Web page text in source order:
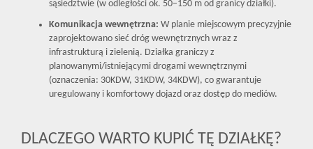
sąsiedztwie (w odległości ok. 50–150 m od granicy działki).
Komunikacja wewnętrzna: W planie miejscowym precyzyjnie
zaprojektowano sieć dróg wewnętrznych wraz z
infrastrukturą i zielenią. Działka graniczy z
planowanymi/istniejącymi drogami wewnętrznymi
(oznaczenia: 30KDW, 31KDW, 34KDW), co gwarantuje
uregulowany i komfortowy dojazd oraz dostęp do mediów.
DLACZEGO WARTO KUPIĆ TĘ DZIAŁKĘ?